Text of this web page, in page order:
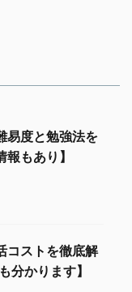
易度と勉強法を
もあり】
コストを徹底解
分かります】